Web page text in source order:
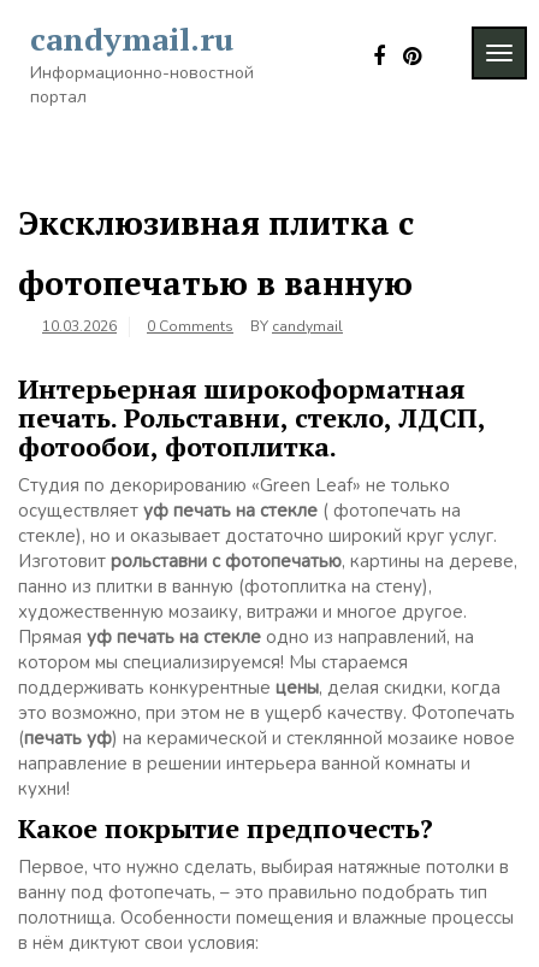
content
candymail.ru
Информационно-новостной
портал
Эксклюзивная плитка с
фотопечатью в ванную
10.03.2026 0 Comments BY candymail
Интерьерная широкоформатная
печать. Рольставни, стекло, ЛДСП,
фотообои, фотоплитка.
Студия по декорированию «Green Leaf» не только
осуществляет уф печать на стекле ( фотопечать на
стекле), но и оказывает достаточно широкий круг услуг.
Изготовит рольставни с фотопечатью, картины на дереве,
панно из плитки в ванную (фотоплитка на стену),
художественную мозаику, витражи и многое другое.
Прямая уф печать на стекле одно из направлений, на
котором мы специализируемся! Мы стараемся
поддерживать конкурентные цены, делая скидки, когда
это возможно, при этом не в ущерб качеству. Фотопечать
(печать уф) на керамической и стеклянной мозаике новое
направление в решении интерьера ванной комнаты и
кухни!
Какое покрытие предпочесть?
Первое, что нужно сделать, выбирая натяжные потолки в
ванну под фотопечать, – это правильно подобрать тип
полотнища. Особенности помещения и влажные процессы
в нём диктуют свои условия: